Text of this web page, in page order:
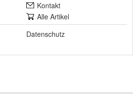
Kontakt
Alle Artikel
Datenschutz